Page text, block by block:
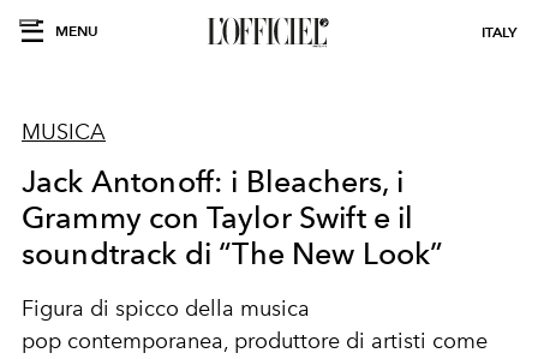
MENU ITALY
MUSICA
Jack Antonoff: i Bleachers, i
Grammy con Taylor Swift e il
soundtrack di “The New Look”
Figura di spicco della musica
pop contemporanea, produttore di artisti come